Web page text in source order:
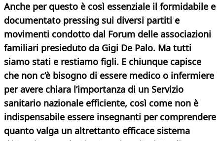
Anche per questo è così essenziale il formidabile e
documentato pressing sui diversi partiti e
movimenti condotto dal Forum delle associazioni
familiari presieduto da Gigi De Palo. Ma tutti
siamo stati e restiamo figli. E chiunque capisce
che non c’è bisogno di essere medico o infermiere
per avere chiara l’importanza di un Servizio
sanitario nazionale efficiente, così come non è
indispensabile essere insegnanti per comprendere
quanto valga un altrettanto efficace sistema